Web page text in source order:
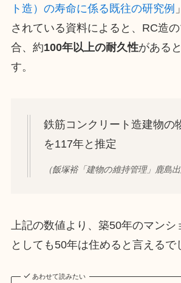
ト造）の寿命に係る既往の研究例
されている資料によると、RC造
合、約100年以上の耐久性がある
す。
鉄筋コンクリート造建物の
を117年と推定
（飯塚裕「建物の維持管理」鹿島出
上記の数値より、築50年のマンシ
としても50年は住めると言えるで
あわせて読みたい